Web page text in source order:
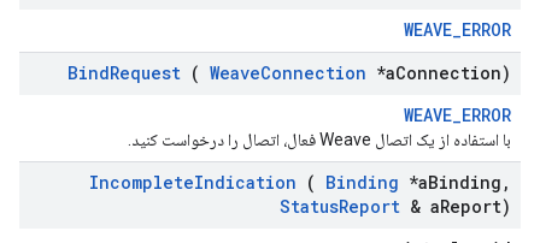
WEAVE_ERROR
BindRequest ( WeaveConnection *aConnection)
WEAVE_ERROR
با استفاده از یک اتصال Weave فعال، اتصال را درخواست کنید.
IncompleteIndication ( Binding *aBinding ,
StatusReport & aReport)